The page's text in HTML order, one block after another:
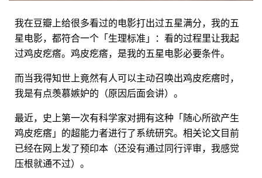
我在豆瓣上给很多看过的电影打出过五星满分，我的五
星电影，都符合一个「生理标准」：看的过程里让我起
过鸡皮疙瘩。鸡皮疙瘩，是我的五星电影必要条件。
而当我得知世上竟然有人可以主动召唤出鸡皮疙瘩时，
我是有点羡慕嫉妒的（原因后面会讲）。
最近，史上第一次有科学家对拥有这种「随心所欲产生
鸡皮疙瘩」的超能力者进行了系统研究。相关论文目前
已经在网上发了预印本（还没有通过同行评审，我感觉
压根就通不过）。